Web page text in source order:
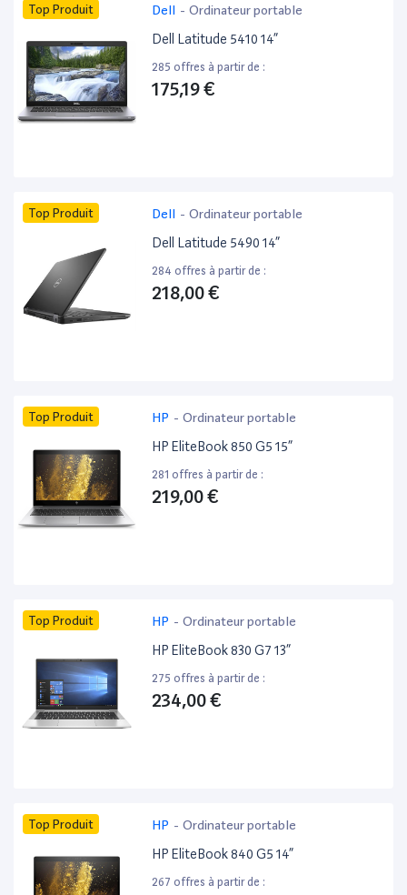
Top Produit Dell - Ordinateur portable
Dell Latitude 5410 14”
285 offres à partir de :
175,19 €
Top Produit Dell - Ordinateur portable
Dell Latitude 5490 14”
284 offres à partir de :
218,00 €
Top Produit HP - Ordinateur portable
HP EliteBook 850 G5 15”
281 offres à partir de :
219,00 €
Top Produit HP - Ordinateur portable
HP EliteBook 830 G7 13”
275 offres à partir de :
234,00 €
Top Produit HP - Ordinateur portable
HP EliteBook 840 G5 14”
267 offres à partir de :